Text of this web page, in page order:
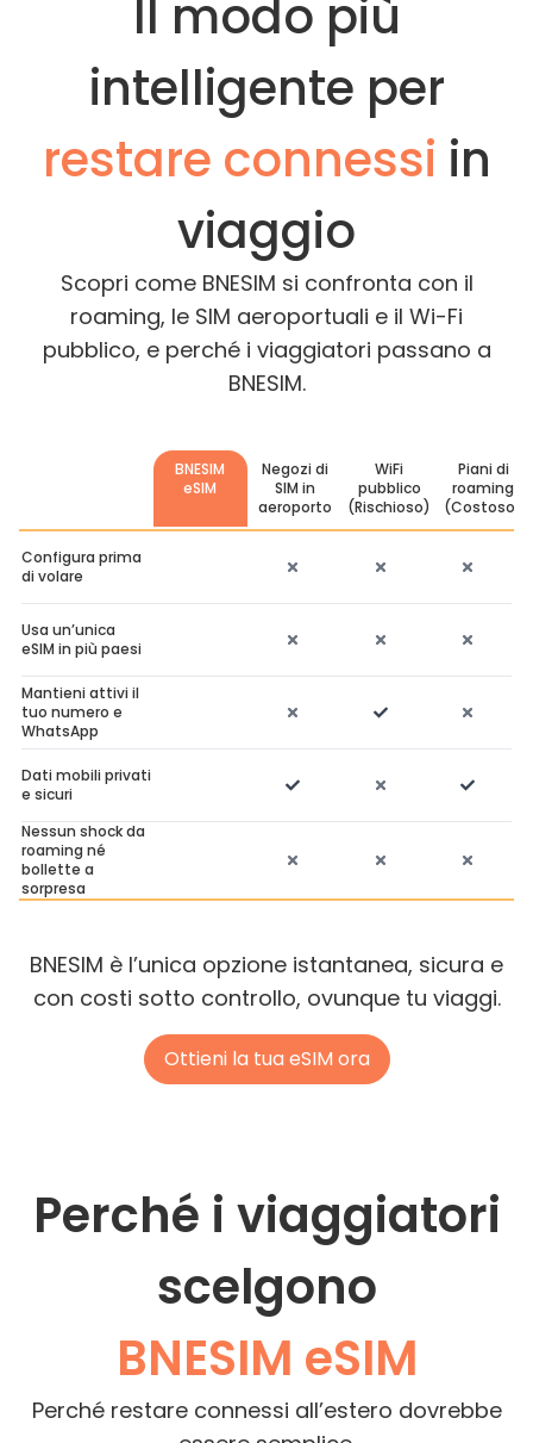
Il modo più
intelligente per
restare connessi in
viaggio
Scopri come BNESIM si confronta con il
roaming, le SIM aeroportuali e il Wi-Fi
pubblico, e perché i viaggiatori passano a
BNESIM.
BNESIM
eSIM
Negozi di
SIM in
aeroporto
WiFi
pubblico
(Rischioso)
Piani di
roaming
(Costoso)
Configura prima
di volare
Usa un’unica
eSIM in più paesi
Mantieni attivi il
tuo numero e
WhatsApp
Dati mobili privati
e sicuri
Nessun shock da
roaming né
bollette a
sorpresa
BNESIM è l’unica opzione istantanea, sicura e
con costi sotto controllo, ovunque tu viaggi.
Ottieni la tua eSIM ora
Perché i viaggiatori
scelgono
BNESIM eSIM
Perché restare connessi all’estero dovrebbe